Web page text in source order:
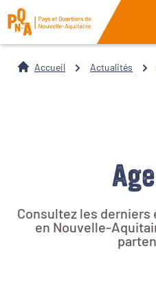
Accueil Actualités
Consultez les
en Nouvelle-